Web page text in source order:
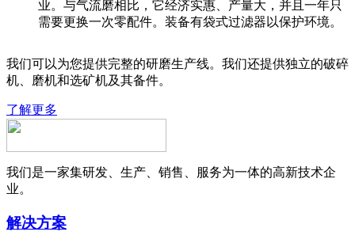
业。与气流磨相比，它经济实惠、产量大，并且一年只
需要更换一次零配件。装备有袋式过滤器以保护环境。
我们可以为您提供完整的研磨生产线。我们还提供独立的破碎
机、磨机和选矿机及其备件。
了解更多
我们是一家集研发、生产、销售、服务为一体的高新技术企
业。
解决方案